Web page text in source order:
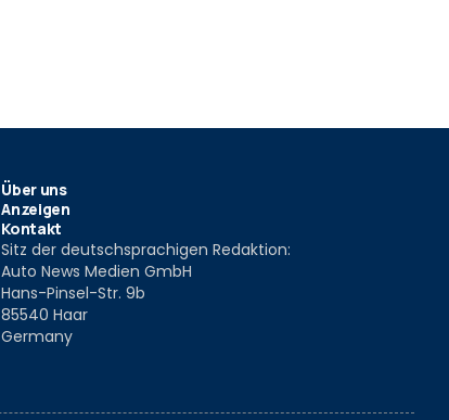
Über uns
Anzeigen
Kontakt
Sitz der deutschsprachigen Redaktion:
Auto News Medien GmbH
Hans-Pinsel-Str. 9b
85540 Haar
Germany